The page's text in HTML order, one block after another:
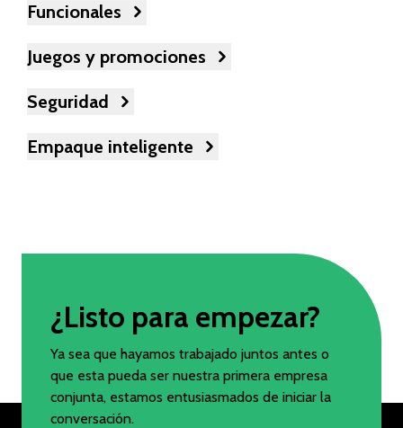
Funcionales
Juegos y promociones
Seguridad
Empaque inteligente
¿Listo para empezar?
Ya sea que hayamos trabajado juntos antes o
que esta pueda ser nuestra primera empresa
conjunta, estamos entusiasmados de iniciar la
conversación.